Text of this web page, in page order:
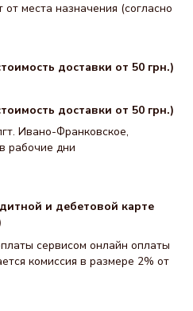
места назначения (согласно
доставки от 50 грн.)
доставки от 50 грн.)
Ивано-Франковское,
рабочие дни
и дебетовой карте
сервисом онлайн оплаты
комиссия в размере 2% от